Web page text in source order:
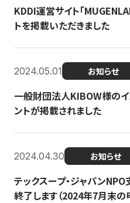
KDDI運営サイト「
トを掲載いただきました
2024.05.01 お知らせ
一般財団法人KIBOW様のイ
ントが掲載されました
2024.04.30 お知らせ
テックスープ・ジャパン
終了します（2024年7月末の